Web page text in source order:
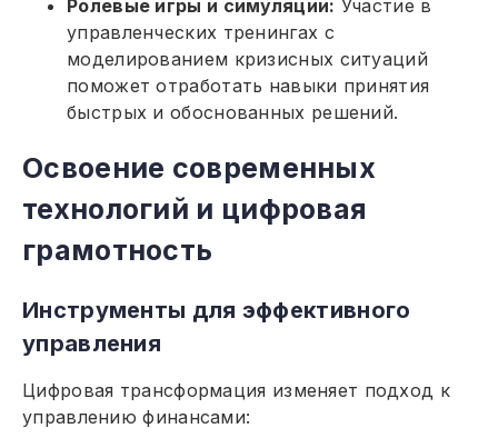
Ролевые игры и симуляции: Участие в
управленческих тренингах с
моделированием кризисных ситуаций
поможет отработать навыки принятия
быстрых и обоснованных решений.
Освоение современных
технологий и цифровая
грамотность
Инструменты для эффективного
управления
Цифровая трансформация изменяет подход к
управлению финансами: